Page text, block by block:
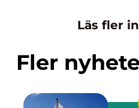
Läs fler
Fler